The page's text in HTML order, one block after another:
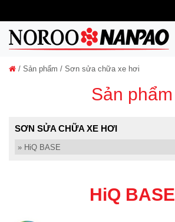
/ Sản phẩm / Sơn sửa chữa xe hơi
Sản phẩm
SƠN SỬA CHỮA XE HƠI
HiQ BASE